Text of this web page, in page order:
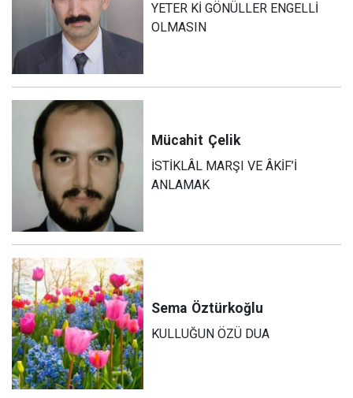
YETER Kİ GÖNÜLLER ENGELLİ
OLMASIN
Mücahit Çelik
İSTİKLÂL MARŞI VE ÂKİF’İ
ANLAMAK
Sema Öztürkoğlu
KULLUĞUN ÖZÜ DUA